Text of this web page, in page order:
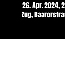
26. Apr. 2024,
Zug,